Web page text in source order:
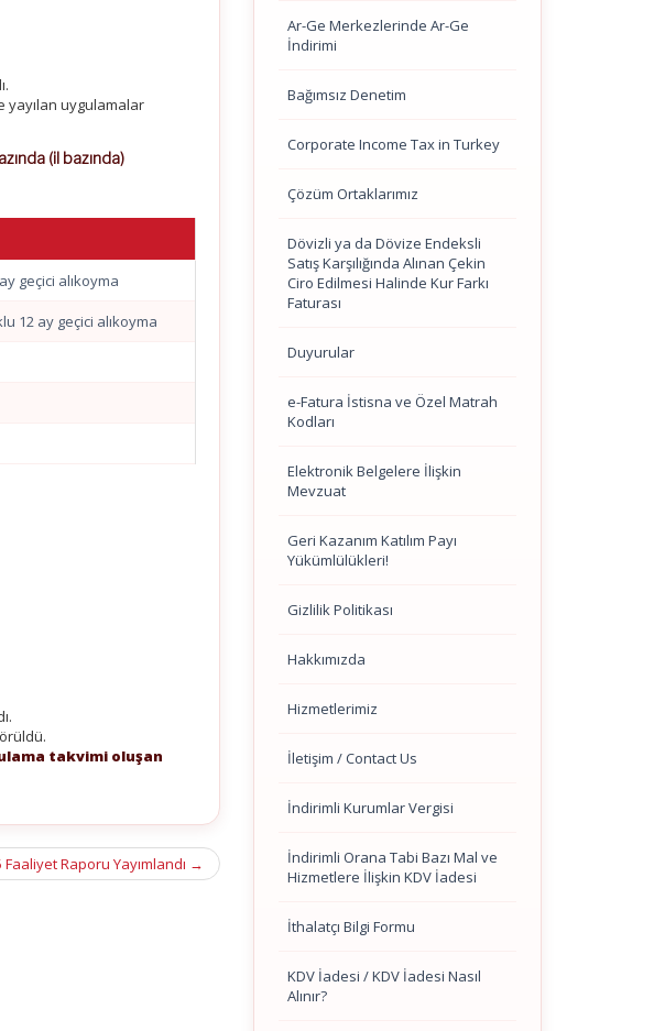
yayılan uygulamalar
(il bazında)
geçici alıkoyma
12 ay geçici alıkoyma
takvimi oluşan
Faaliyet Raporu Yayımlandı →
Ar-Ge Merkezlerinde Ar-Ge
İndirimi
Bağımsız Denetim
Corporate Income Tax in Turkey
Çözüm Ortaklarımız
Dövizli ya da Dövize Endeksli
Satış Karşılığında Alınan Çekin
Ciro Edilmesi Halinde Kur Farkı
Faturası
Duyurular
e-Fatura İstisna ve Özel Matrah
Kodları
Elektronik Belgelere İlişkin
Mevzuat
Geri Kazanım Katılım Payı
Yükümlülükleri!
Gizlilik Politikası
Hakkımızda
Hizmetlerimiz
İletişim / Contact Us
İndirimli Kurumlar Vergisi
İndirimli Orana Tabi Bazı Mal ve
Hizmetlere İlişkin KDV İadesi
İthalatçı Bilgi Formu
KDV İadesi / KDV İadesi Nasıl
Alınır?